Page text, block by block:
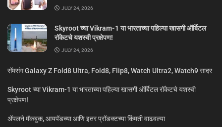
JULY 24, 2026
Skyroot च्या Vikram-1 या भारताच्या पहिल्या खासगी ऑर्बिटल
रॉकेटचे यशस्वी प्रक्षेपण!
JULY 24, 2026
सॅमसंग Galaxy Z Fold8 Ultra, Fold8, Flip8, Watch Ultra2, Watch9 सादर
Skyroot च्या Vikram-1 या भारताच्या पहिल्या खासगी ऑर्बिटल रॉकेटचे यशस्वी
प्रक्षेपण!
ॲपलने मॅकबुक, आयपॅडच्या आणि इतर प्रॉडक्टच्या किंमती वाढवल्या